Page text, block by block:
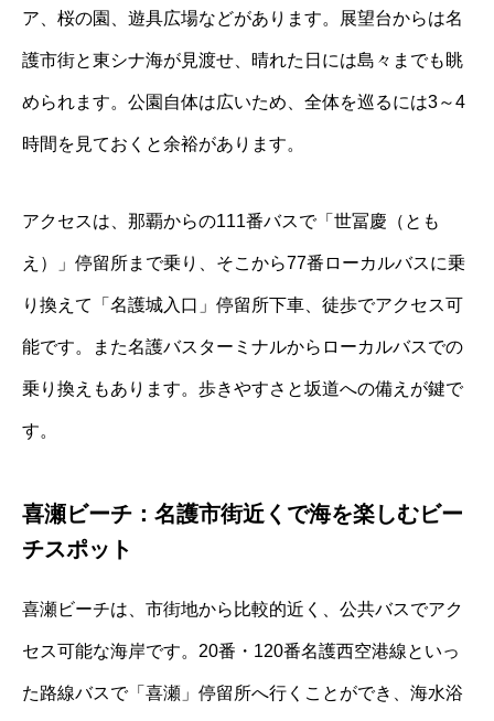
ア、桜の園、遊具広場などがあります。展望台からは名
護市街と東シナ海が見渡せ、晴れた日には島々までも眺
められます。公園自体は広いため、全体を巡るには3～4
時間を見ておくと余裕があります。
アクセスは、那覇からの111番バスで「世冨慶（とも
え）」停留所まで乗り、そこから77番ローカルバスに乗
り換えて「名護城入口」停留所下車、徒歩でアクセス可
能です。また名護バスターミナルからローカルバスでの
乗り換えもあります。歩きやすさと坂道への備えが鍵で
す。
喜瀬ビーチ：名護市街近くで海を楽しむビー
チスポット
喜瀬ビーチは、市街地から比較的近く、公共バスでアク
セス可能な海岸です。20番・120番名護西空港線といっ
た路線バスで「喜瀬」停留所へ行くことができ、海水浴